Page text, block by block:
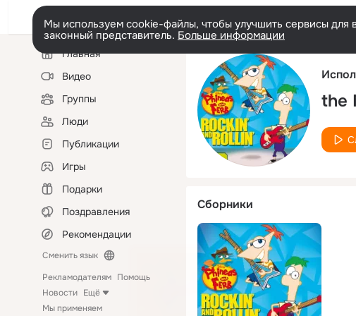
Мы используем cookie-файлы, чтобы улучшить сервисы для
законный представитель. Больше информации
Левая
колонкаГлавная
Видео
Группы
Люди
Публикации
Игры
Подарки
Поздравления
Рекомендации
Сменить язык
Рекламодателям Помощь
Новости Ещё
Мы применяем
the
Сборники